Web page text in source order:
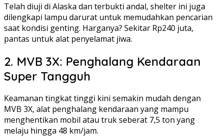
Telah diuji di Alaska dan terbukti andal, shelter ini juga
dilengkapi lampu darurat untuk memudahkan pencarian
saat kondisi genting. Harganya? Sekitar Rp240 juta,
pantas untuk alat penyelamat jiwa.
2. MVB 3X: Penghalang Kendaraan
Super Tangguh
Keamanan tingkat tinggi kini semakin mudah dengan
MVB 3X, alat penghalang kendaraan yang mampu
menghentikan mobil atau truk seberat 7,5 ton yang
melaju hingga 48 km/jam.